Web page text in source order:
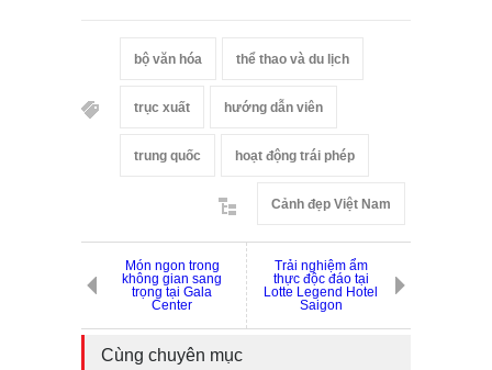
bộ văn hóa thể thao và du lịch
trục xuất hướng dẫn viên
trung quốc hoạt động trái phép
Cảnh đẹp Việt Nam
Món ngon trong
không gian sang
trọng tại Gala
Center
Trải nghiệm ẩm
thực độc đáo tại
Lotte Legend Hotel
Saigon
Cùng chuyên mục